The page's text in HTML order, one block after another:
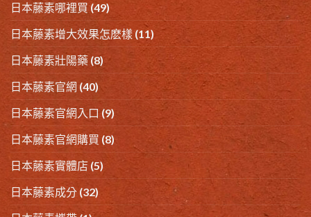
日本藤素哪裡買 (49)
日本藤素增大效果怎麽樣 (11)
日本藤素壯陽藥 (8)
日本藤素官網 (40)
日本藤素官網入口 (9)
日本藤素官網購買 (8)
日本藤素實體店 (5)
日本藤素成分 (32)